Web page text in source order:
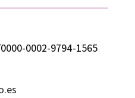
0002-9794-1565